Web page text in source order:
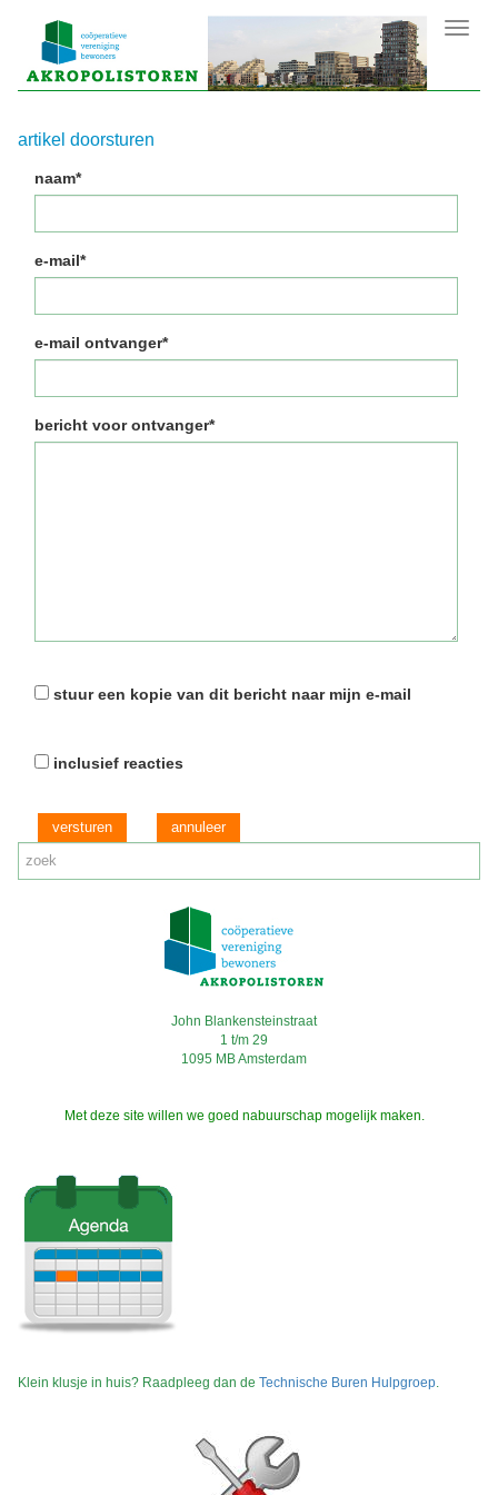
artikel doorsturen
naam*
e-mail*
e-mail ontvanger*
bericht voor ontvanger*
stuur een kopie van dit bericht naar mijn e-mail
inclusief reacties
versturen
John Blankensteinstraat
1 t/m 29
1095 MB Amsterdam
Met deze site willen we goed nabuurschap mogelijk maken.
Klein klusje in huis? Raadpleeg dan de Technische Buren Hulpgroep